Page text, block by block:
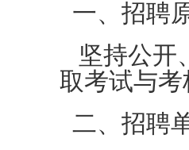
一、招聘
坚持公开
取考试与
二、招聘